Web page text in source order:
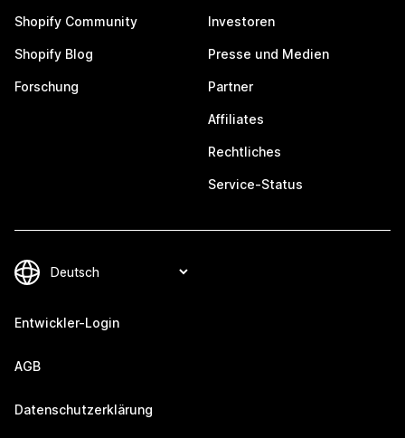
Shopify Community
Shopify Blog
Forschung
Investoren
Presse und Medien
Partner
Affiliates
Rechtliches
Service-Status
Entwickler-Login
AGB
Datenschutzerklärung